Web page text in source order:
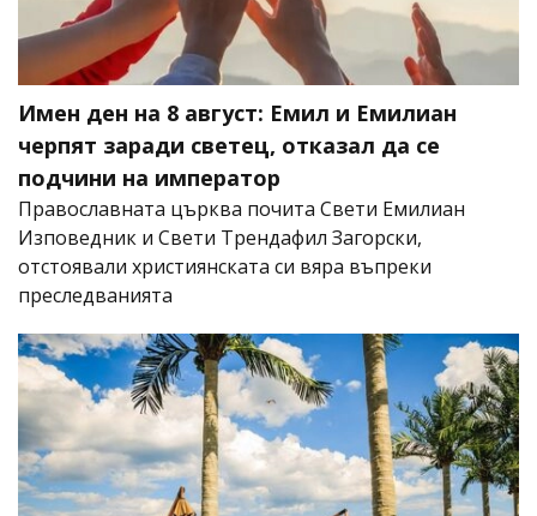
Имен ден на 8 август: Емил и Емилиан
черпят заради светец, отказал да се
подчини на император
Православната църква почита Свети Емилиан
Изповедник и Свети Трендафил Загорски,
отстоявали християнската си вяра въпреки
преследванията